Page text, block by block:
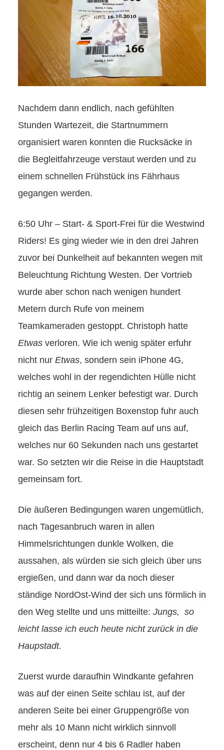
Nachdem dann endlich, nach gefühlten
Stunden Wartezeit, die Startnummern
organisiert waren konnten die Rucksäcke in
die Begleitfahrzeuge verstaut werden und zu
einem schnellen Frühstück ins Fährhaus
gegangen werden.
6:50 Uhr – Start- & Sport-Frei für die Westwind
Riders! Es ging wieder wie in den drei Jahren
zuvor bei Dunkelheit auf bekannten wegen mit
Beleuchtung Richtung Westen. Der Vortrieb
wurde aber schon nach wenigen hundert
Metern durch Rufe von meinem
Teamkameraden gestoppt. Christoph hatte
Etwas verloren. Wie ich wenig später erfuhr
nicht nur Etwas, sondern sein iPhone 4G,
welches wohl in der regendichten Hülle nicht
richtig an seinem Lenker befestigt war. Durch
diesen sehr frühzeitigen Boxenstop fuhr auch
gleich das Berlin Racing Team auf uns auf,
welches nur 60 Sekunden nach uns gestartet
war. So setzten wir die Reise in die Hauptstadt
gemeinsam fort.
Die äußeren Bedingungen waren ungemütlich,
nach Tagesanbruch waren in allen
Himmelsrichtungen dunkle Wolken, die
aussahen, als würden sie sich gleich über uns
ergießen, und dann war da noch dieser
ständige NordOst-Wind der sich uns förmlich in
den Weg stellte und uns mitteilte: Jungs, so
leicht lasse ich euch heute nicht zurück in die
Haupstadt.
Zuerst wurde daraufhin Windkante gefahren
was auf der einen Seite schlau ist, auf der
anderen Seite bei einer Gruppengröße von
mehr als 10 Mann nicht wirklich sinnvoll
erscheint, denn nur 4 bis 6 Radler haben